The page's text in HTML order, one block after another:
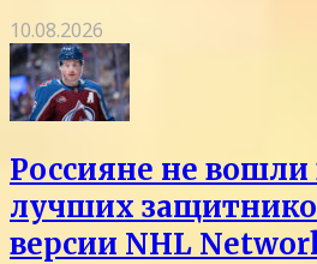
10.08.2026
Россияне не вошли
лучших
версии NHL